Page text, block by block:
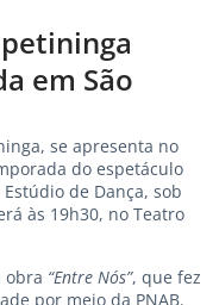
em São
se apresenta no
do espetáculo
de Dança, sob
às 19h30, no Teatro
obra “Entre Nós”, que fez
por meio da PNAB.